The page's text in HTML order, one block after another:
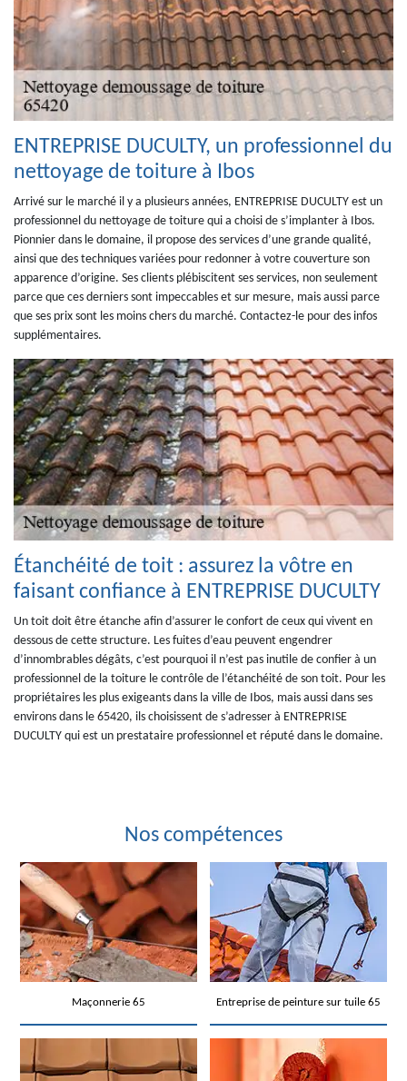
ENTREPRISE DUCULTY, un professionnel du
nettoyage de toiture à Ibos
Arrivé sur le marché il y a plusieurs années, ENTREPRISE DUCULTY est un
professionnel du nettoyage de toiture qui a choisi de s’implanter à Ibos.
Pionnier dans le domaine, il propose des services d’une grande qualité,
ainsi que des techniques variées pour redonner à votre couverture son
apparence d’origine. Ses clients plébiscitent ses services, non seulement
parce que ces derniers sont impeccables et sur mesure, mais aussi parce
que ses prix sont les moins chers du marché. Contactez-le pour des infos
supplémentaires.
Étanchéité de toit : assurez la vôtre en
faisant confiance à ENTREPRISE DUCULTY
Un toit doit être étanche afin d’assurer le confort de ceux qui vivent en
dessous de cette structure. Les fuites d’eau peuvent engendrer
d’innombrables dégâts, c’est pourquoi il n’est pas inutile de confier à un
professionnel de la toiture le contrôle de l’étanchéité de son toit. Pour les
propriétaires les plus exigeants dans la ville de Ibos, mais aussi dans ses
environs dans le 65420, ils choisissent de s’adresser à ENTREPRISE
DUCULTY qui est un prestataire professionnel et réputé dans le domaine.
Nos compétences
Maçonnerie 65 Entreprise de peinture sur tuile 65